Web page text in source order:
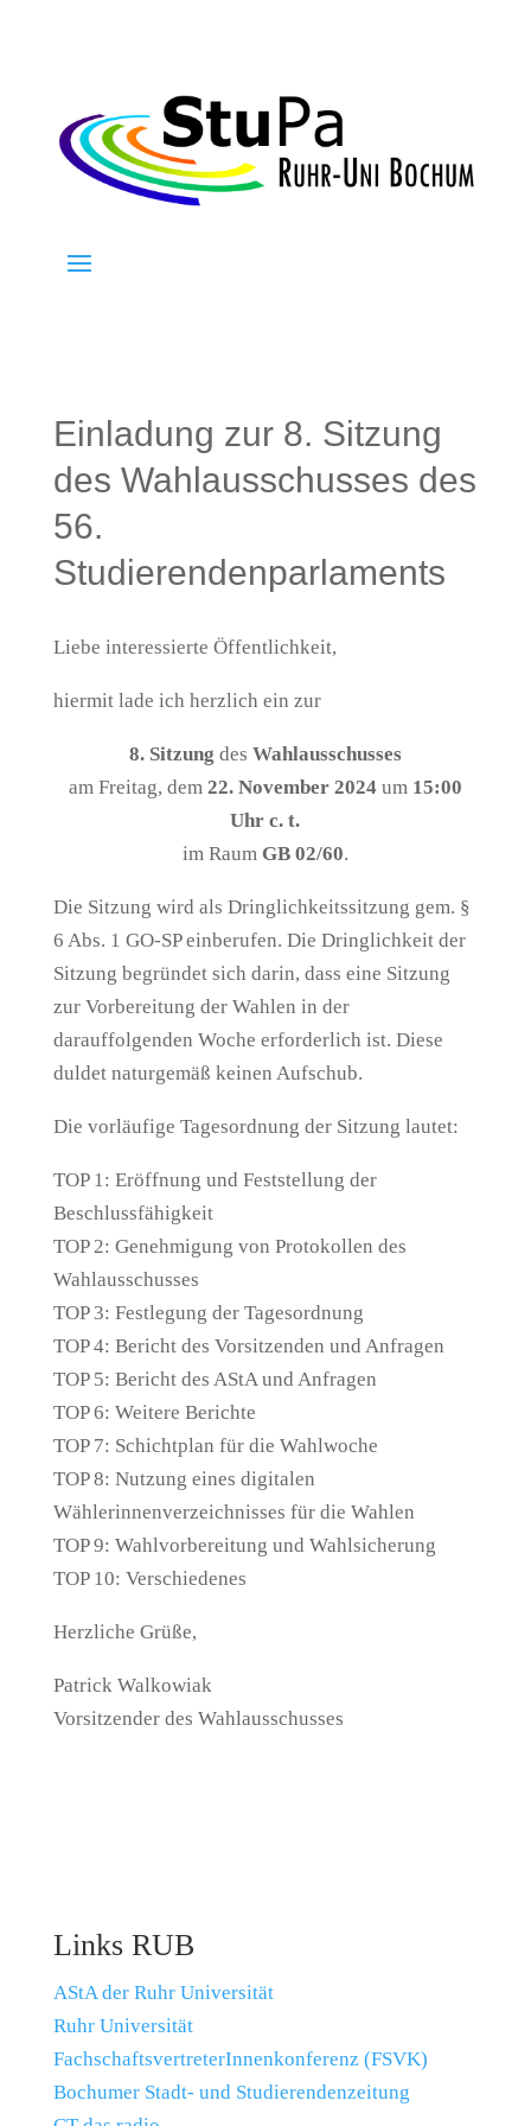
Einladung zur 8. Sitzung
des Wahlausschusses des
56.
Studierendenparlaments
Liebe interessierte Öffentlichkeit,
hiermit lade ich herzlich ein zur
8. Sitzung des Wahlausschusses
am Freitag, dem 22. November 2024um 15:00
Uhr c. t.
im Raum GB 02/60.
Die Sitzung wird als Dringlichkeitssitzung gem. §
6 Abs. 1 GO-SP einberufen. Die Dringlichkeit der
Sitzung begründet sich darin, dass eine Sitzung
zur Vorbereitung der Wahlen in der
darauffolgenden Woche erforderlich ist. Diese
duldet naturgemäß keinen Aufschub.
Die vorläufige Tagesordnung der Sitzung lautet:
TOP 1: Eröffnung und Feststellung der
Beschlussfähigkeit
TOP 2: Genehmigung von Protokollen des
Wahlausschusses
TOP 3: Festlegung der Tagesordnung
TOP 4: Bericht des Vorsitzenden und Anfragen
TOP 5: Bericht des AStA und Anfragen
TOP 6: Weitere Berichte
TOP 7: Schichtplan für die Wahlwoche
TOP 8: Nutzung eines digitalen
Wählerinnenverzeichnisses für die Wahlen
TOP 9: Wahlvorbereitung und Wahlsicherung
TOP 10: Verschiedenes
Herzliche Grüße,
Patrick Walkowiak
Vorsitzender des Wahlausschusses
Links RUB
AStA der Ruhr Universität
Ruhr Universität
FachschaftsvertreterInnenkonferenz (FSVK)
Bochumer Stadt- und Studierendenzeitung